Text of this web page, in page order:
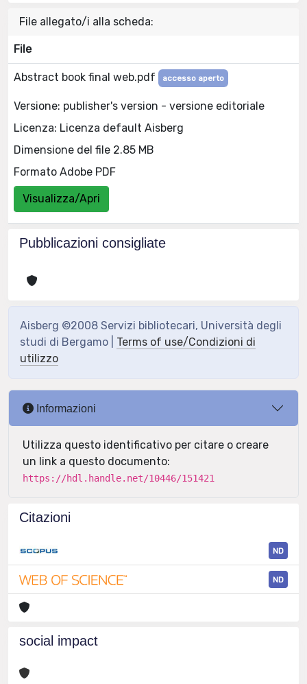
File allegato/i alla scheda:
File
Abstract book final web.pdf accesso aperto
Versione: publisher's version - versione editoriale
Licenza: Licenza default Aisberg
Dimensione del file 2.85 MB
Formato Adobe PDF
Visualizza/Apri
Pubblicazioni consigliate
Aisberg ©2008 Servizi bibliotecari, Università degli
studi di Bergamo | Terms of use/Condizioni di
utilizzo
Informazioni
Utilizza questo identificativo per citare o creare
un link a questo documento:
https://hdl.handle.net/10446/151421
Citazioni
ND
ND
social impact